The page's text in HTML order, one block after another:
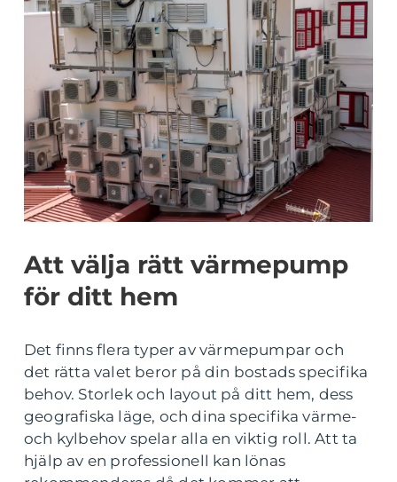
Att välja rätt värmepump
för ditt hem
Det finns flera typer av värmepumpar och
det rätta valet beror på din bostads specifika
behov. Storlek och layout på ditt hem, dess
geografiska läge, och dina specifika värme-
och kylbehov spelar alla en viktig roll. Att ta
hjälp av en professionell kan lönas